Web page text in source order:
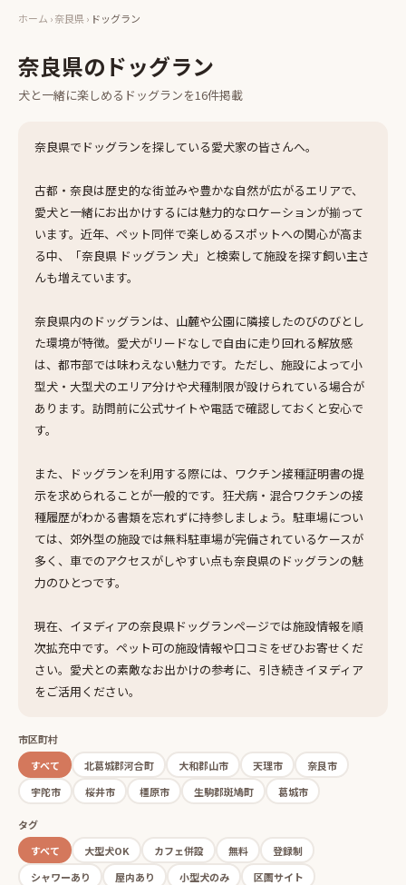
ホーム ›奈良県› ドッグラン
奈良県の ドッグラン
犬と一緒に楽しめる ドッグランを16件掲載
奈良県でドッグランを探している愛犬家の皆さんへ。
古都・奈良は歴史的な街並みや豊かな自然が広がるエリアで、
愛犬と一緒にお出かけするには魅力的なロケーションが揃って
います。近年、ペット同伴で楽しめるスポットへの関心が高ま
る中、「奈良県 ドッグラン 犬」と検索して施設を探す飼い主さ
んも増えています。
奈良県内のドッグランは、山麓や公園に隣接したのびのびとし
た環境が特徴。愛犬がリードなしで自由に走り回れる解放感
は、都市部では味わえない魅力です。ただし、施設によって小
型犬・大型犬のエリア分けや犬種制限が設けられている場合が
あります。訪問前に公式サイトや電話で確認しておくと安心で
す。
また、ドッグランを利用する際には、ワクチン接種証明書の提
示を求められることが一般的です。狂犬病・混合ワクチンの接
種履歴がわかる書類を忘れずに持参しましょう。駐車場につい
ては、郊外型の施設では無料駐車場が完備されているケースが
多く、車でのアクセスがしやすい点も奈良県のドッグランの魅
力のひとつです。
現在、イヌディアの奈良県ドッグランページでは施設情報を順
次拡充中です。ペット可の施設情報や口コミをぜひお寄せくだ
さい。愛犬との素敵なお出かけの参考に、引き続きイヌディア
をご活用ください。
市区町村
すべて
北葛城郡河合町 大和郡山市 天理市
奈良市
宇陀市
桜井市 橿原市 生駒郡斑鳩町 葛城市
タグ
すべて
大型犬OK カフェ併設 無料
登録制
シャワーあり
屋内あり 小型犬のみ
区画サイト